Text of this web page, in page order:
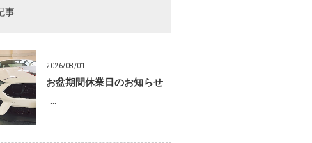
事
2026/08/01
お盆期間休業日のお知らせ